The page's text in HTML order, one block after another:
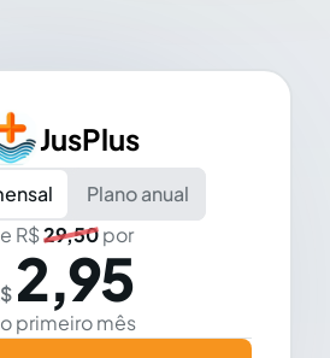
JusPlus
Plano anual
R$29,50por
2,95
primeiro mês